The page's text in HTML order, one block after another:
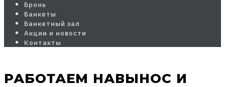
Бронь
Банкеты
Банкетный зал
Акции и новости
Контакты
РАБОТАЕМ НАВЫНОС И